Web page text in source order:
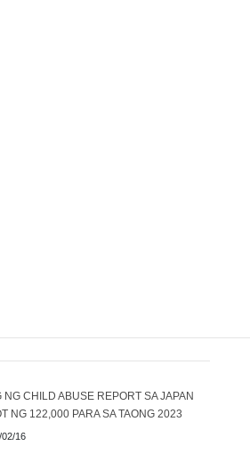
NG CHILD ABUSE REPORT SA JAPAN
NG 122,000 PARA SA TAONG 2023
16